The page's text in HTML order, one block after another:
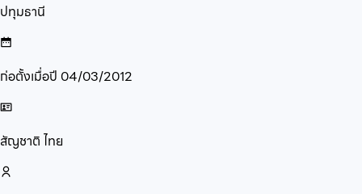
ปทุมธานี
ก่อตั้งเมื่อปี 04/03/2012
สัญชาติ ไทย